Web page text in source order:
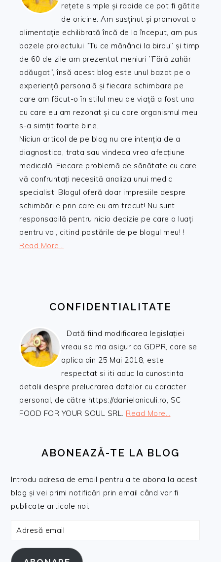
rețete simple și rapide ce pot fi gătite
de oricine. Am susținut și promovat o
alimentație echilibrată încă de la început, am pus
bazele proiectului ”Tu ce mănânci la birou” și timp
de 60 de zile am prezentat meniuri ”Fără zahăr
adăugat”, însă acest blog este unul bazat pe o
experiență personală și fiecare schimbare pe
care am făcut-o în stilul meu de viață a fost una
cu care eu am rezonat și cu care organismul meu
s-a simțit foarte bine.
Niciun articol de pe blog nu are intenția de a
diagnostica, trata sau vindeca vreo afecțiune
medicală. Fiecare problemă de sănătate cu care
vă confruntați necesită analiza unui medic
specialist. Blogul oferă doar impresiile despre
schimbările prin care eu am trecut! Nu sunt
responsabilă pentru nicio decizie pe care o luați
pentru voi, citind postările de pe blogul meu! !
Read More…
CONFIDENTIALITATE
Dată fiind modificarea legislației
vreau sa ma asigur ca GDPR, care se
aplica din 25 Mai 2018, este
respectat si iti aduc la cunostinta
detalii despre prelucrarea datelor cu caracter
personal, de către https://danielaniculi.ro, SC
FOOD FOR YOUR SOUL SRL. Read More…
ABONEAZĂ-TE LA BLOG
Introdu adresa de email pentru a te abona la acest
blog și vei primi notificări prin email când vor fi
publicate articole noi.
Adresă